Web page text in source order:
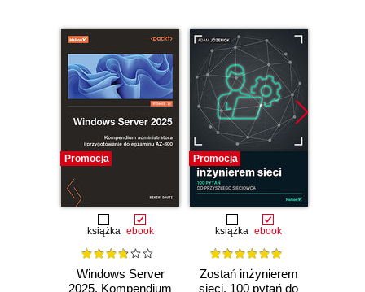
Promocja
książka ebook
Windows Server
2025. Kompendium
Promocja
książka ebook
Zostań inżynierem
sieci. 100 pytań do